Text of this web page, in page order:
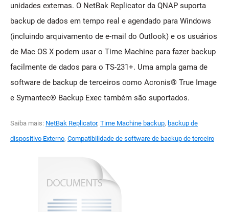
unidades externas. O NetBak Replicator da QNAP suporta
backup de dados em tempo real e agendado para Windows
(incluindo arquivamento de e-mail do Outlook) e os usuários
de Mac OS X podem usar o Time Machine para fazer backup
facilmente de dados para o TS-231+. Uma ampla gama de
software de backup de terceiros como Acronis® True Image
e Symantec® Backup Exec também são suportados.
Saiba mais: NetBak Replicator, Time Machine backup, backup de
dispositivo Externo, Compatibilidade de software de backup de terceiro